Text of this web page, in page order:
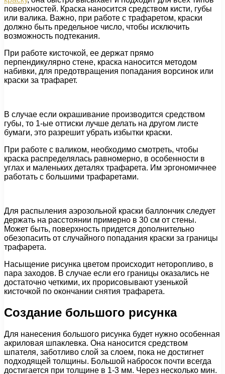
поверхностей. Краска наносится средством кисти, губы
или валика. Важно, при работе с трафаретом, краски
должно быть предельное число, чтобы исключить
возможность подтекания.
При работе кисточкой, ее держат прямо
перпендикулярно стене, краска наносится методом
набивки, для предотвращения попадания ворсинок или
краски за трафарет.
В случае если окрашивание производится средством
губы, то 1-ые оттиски лучше делать на другом листе
бумаги, это разрешит убрать избытки краски.
При работе с валиком, необходимо смотреть, чтобы
краска распределялась равномерно, в особенности в
углах и маленьких деталях трафарета. Им эргономичнее
работать с большими трафаретами.
Для распыления аэрозольной краски баллончик следует
держать на расстоянии примерно в 30 см от стены.
Может быть, поверхность придется дополнительно
обезопасить от случайного попадания краски за границы
трафарета.
Насыщение рисунка цветом происходит неторопливо, в
пара заходов. В случае если его границы оказались не
достаточно четкими, их прорисовывают узенькой
кисточкой по окончании снятия трафарета.
Создание большого рисунка
Для нанесения большого рисунка будет нужно особенная
акриловая шпаклевка. Она наносится средством
шпателя, заботливо слой за слоем, пока не достигнет
подходящей толщины. Большой набросок почти всегда
достигается при толщине в 1-3 мм. Через несколько мин.